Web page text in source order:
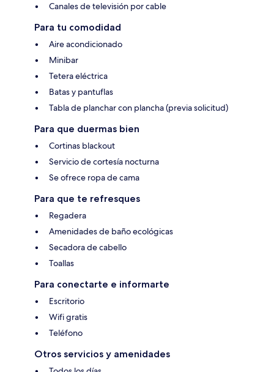
Canales de televisión por cable
Para tu comodidad
Aire acondicionado
Minibar
Tetera eléctrica
Batas y pantuflas
Tabla de planchar con plancha (previa solicitud)
Para que duermas bien
Cortinas blackout
Servicio de cortesía nocturna
Se ofrece ropa de cama
Para que te refresques
Regadera
Amenidades de baño ecológicas
Secadora de cabello
Toallas
Para conectarte e informarte
Escritorio
Wifi gratis
Teléfono
Otros servicios y amenidades